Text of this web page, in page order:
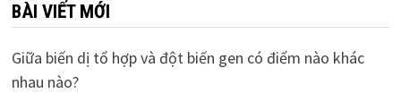
BÀI VIẾT MỚI
Giữa biến dị tổ hợp và đột biến gen có điểm nào khác
nhau nào?